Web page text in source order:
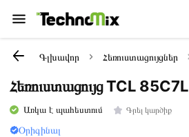
Գլխավոր Հեռուստացույցներ
Հեռուստացույց TCL 85C7L
Առկա է պահեստում Գրել կարծիք
Օրիգինալ